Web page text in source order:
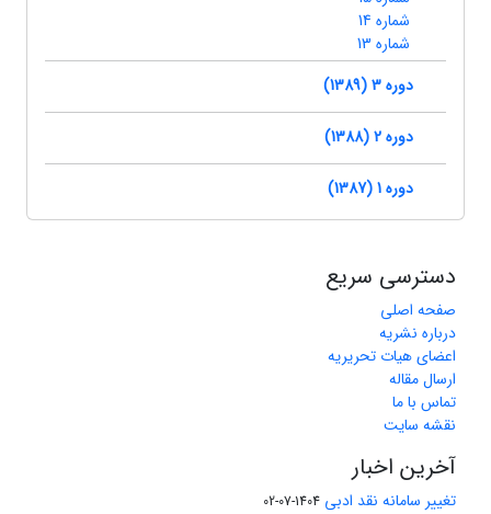
شماره 14
شماره 13
دوره 3 (1389)
دوره 2 (1388)
دوره 1 (1387)
دسترسی سریع
صفحه اصلی
درباره نشریه
اعضای هیات تحریریه
ارسال مقاله
تماس با ما
نقشه سایت
آخرین اخبار
تغییر سامانه نقد ادبی 1404-07-02